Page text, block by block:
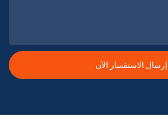
إرسال الاستفسار الآن